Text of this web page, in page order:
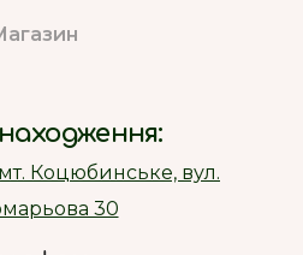
Коцюбинське, вул.
30